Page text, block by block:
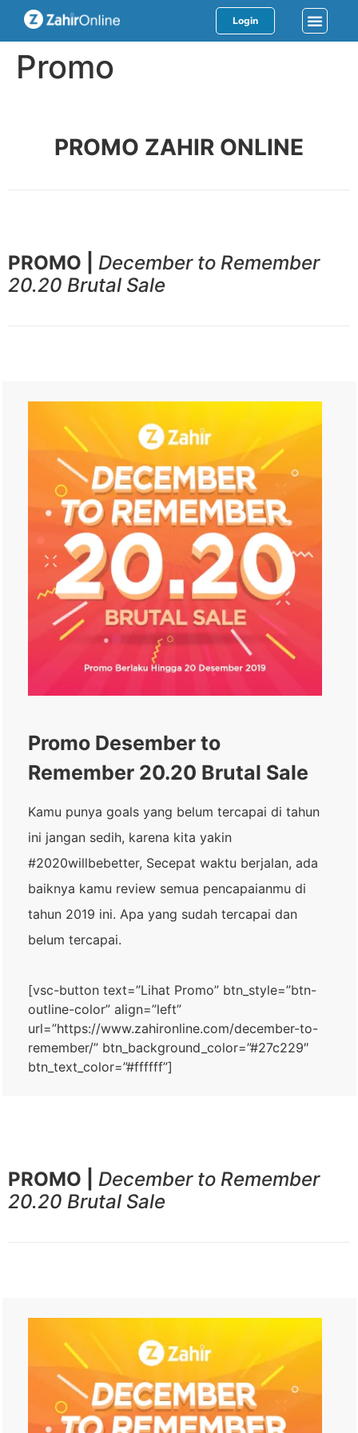
Login
Promo
PROMO ZAHIR ONLINE
PROMO |
December to Remember
20.20 Brutal Sale
Promo Desember to
Remember 20.20 Brutal Sale
Kamu punya goals yang belum tercapai di tahun
ini jangan sedih, karena kita yakin
#2020willbebetter, Secepat waktu berjalan, ada
baiknya kamu review semua pencapaianmu di
tahun 2019 ini. Apa yang sudah tercapai dan
belum tercapai.
[vsc-button text=”Lihat Promo” btn_style=”btn-
outline-color” align=”left”
url=”https://www.zahironline.com/december-to-
remember/” btn_background_color=”#27c229″
btn_text_color=”#ffffff”]
PROMO |
December to Remember
20.20 Brutal Sale